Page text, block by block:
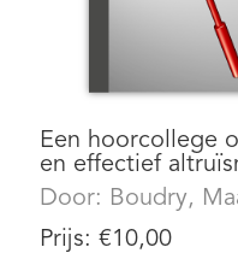
Een hoorcollege
en effectief
Door: Boudry,
Prijs: €10,00